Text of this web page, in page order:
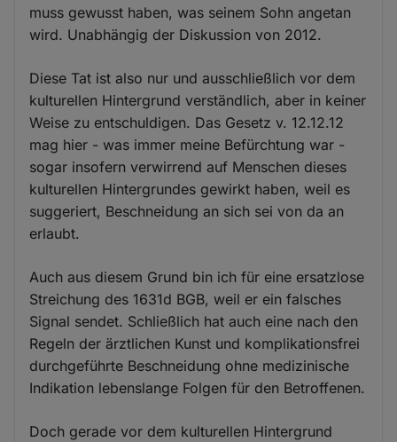
muss gewusst haben, was seinem Sohn angetan
wird. Unabhängig der Diskussion von 2012.
Diese Tat ist also nur und ausschließlich vor dem
kulturellen Hintergrund verständlich, aber in keiner
Weise zu entschuldigen. Das Gesetz v. 12.12.12
mag hier - was immer meine Befürchtung war -
sogar insofern verwirrend auf Menschen dieses
kulturellen Hintergrundes gewirkt haben, weil es
suggeriert, Beschneidung an sich sei von da an
erlaubt.
Auch aus diesem Grund bin ich für eine ersatzlose
Streichung des 1631d BGB, weil er ein falsches
Signal sendet. Schließlich hat auch eine nach den
Regeln der ärztlichen Kunst und komplikationsfrei
durchgeführte Beschneidung ohne medizinische
Indikation lebenslange Folgen für den Betroffenen.
Doch gerade vor dem kulturellen Hintergrund